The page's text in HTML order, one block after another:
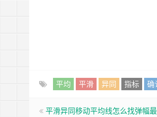
平均 平滑 异同 指标 确
平滑异同移动平均线怎么找弹幅